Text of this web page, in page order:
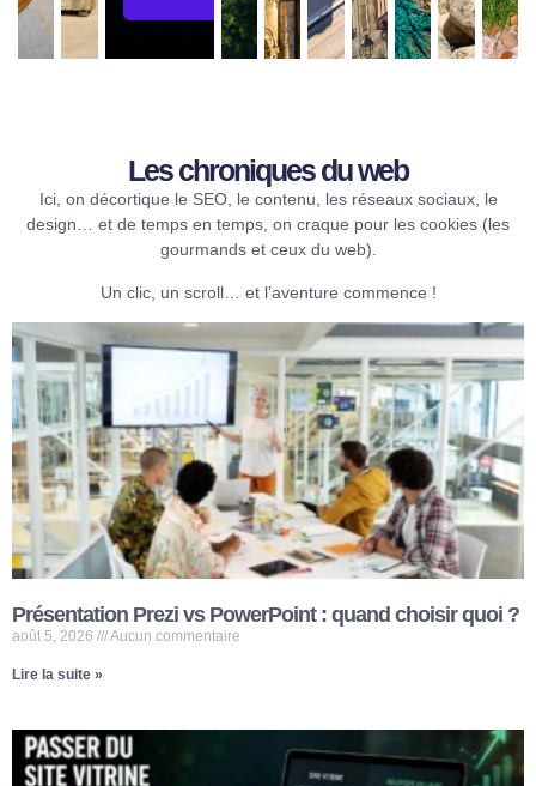
Les chroniques du web​
Ici, on décortique le SEO, le contenu, les réseaux sociaux, le
design… et de temps en temps, on craque pour les cookies (les
gourmands et ceux du web).
Un clic, un scroll… et l’aventure commence !
Présentation Prezi vs PowerPoint : quand choisir quoi ?
août 5, 2026 Aucun commentaire
Lire la suite »